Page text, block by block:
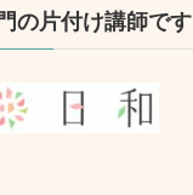
の片付け講師です